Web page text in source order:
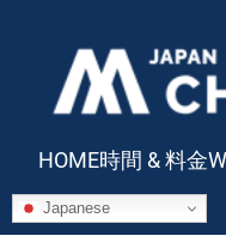
HOME時間 & 料金
Japanese